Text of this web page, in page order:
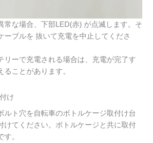
常な場合、下部LED(赤) が点滅します。そ
ーブルを 抜いて充電を中止してくださ
リーで充電される場合は、充電が完了す
ることがあります。
け
ルト穴を自転車のボトルケージ取付け台
けてください。ボトルケージと共に取付
。